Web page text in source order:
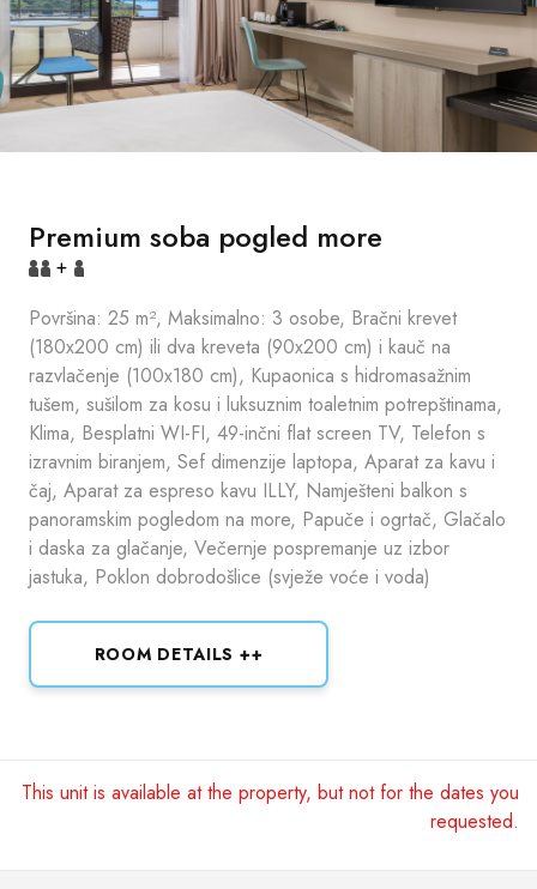
Premium soba pogled more
+
Površina: 25 m², Maksimalno: 3 osobe, Bračni krevet
(180x200 cm) ili dva kreveta (90x200 cm) i kauč na
razvlačenje (100x180 cm), Kupaonica s hidromasažnim
tušem, sušilom za kosu i luksuznim toaletnim potrepštinama,
Klima, Besplatni WI-FI, 49-inčni flat screen TV, Telefon s
izravnim biranjem, Sef dimenzije laptopa, Aparat za kavu i
čaj, Aparat za espreso kavu ILLY, Namješteni balkon s
panoramskim pogledom na more, Papuče i ogrtač, Glačalo
i daska za glačanje, Večernje pospremanje uz izbor
jastuka, Poklon dobrodošlice (svježe voće i voda)
ROOM DETAILS ++
This unit is available at the property, but not for the dates you
requested.